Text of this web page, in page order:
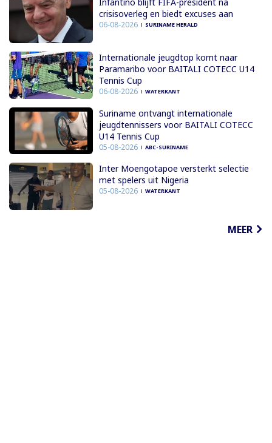
crisisoverleg en biedt excuses aan
06-08-2026 SURINAME HERALD
Internationale jeugdtop komt naar
Paramaribo voor BAITALI COTECC U14
Tennis Cup
06-08-2026 WATERKANT
Suriname ontvangt internationale
jeugdtennissers voor BAITALI COTECC
U14 Tennis Cup
05-08-2026 ABC-SURINAME
Inter Moengotapoe versterkt selectie
met spelers uit Nigeria
05-08-2026 WATERKANT
MEER